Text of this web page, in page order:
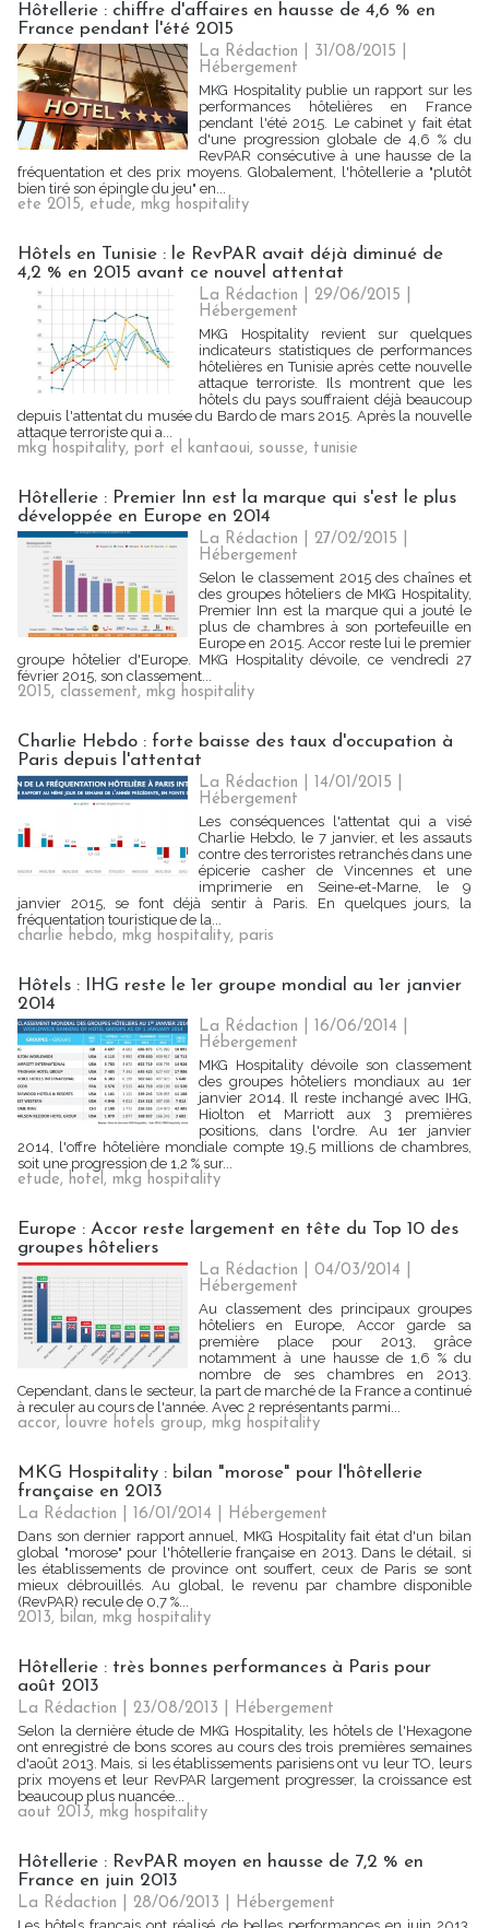
Hôtellerie : chiffre d'affaires en hausse de 4,6 % en
France pendant l'été 2015
La Rédaction | 31/08/2015
Hébergement
MKG Hospitality publie un rapport sur les
performances hôtelières en France
pendant l'été 2015. Le cabinet y fait état
d'une progression globale de 4,6 % du
RevPAR consécutive à une hausse de la
fréquentation et des prix moyens. Globalement, l'hôtellerie a "plutôt
bien tiré son épingle du jeu" en...
ete 2015, etude, mkg hospitality
Hôtels en Tunisie : le RevPAR avait déjà diminué de
4,2 % en 2015 avant ce nouvel attentat
La Rédaction | 29/06/2015
Hébergement
MKG Hospitality revient sur quelques
indicateurs statistiques de performances
hôtelières en Tunisie après cette nouvelle
attaque terroriste. Ils montrent que les
hôtels du pays souffraient déjà beaucoup
depuis l'attentat du musée du Bardo de mars 2015. Après la nouvelle
attaque terroriste qui a...
mkg hospitality, port el kantaoui, sousse, tunisie
Hôtellerie : Premier Inn est la marque qui s'est le plus
développée en Europe en 2014
La Rédaction | 27/02/2015
Hébergement
Selon le classement 2015 des chaînes et
des groupes hôteliers de MKG Hospitality,
Premier Inn est la marque qui a jouté le
plus de chambres à son portefeuille en
Europe en 2015. Accor reste lui le premier
groupe hôtelier d'Europe. MKG Hospitality dévoile, ce vendredi 27
février 2015, son classement...
2015, classement, mkg hospitality
Charlie Hebdo : forte baisse des taux d'occupation à
Paris depuis l'attentat
La Rédaction | 14/01/2015
Hébergement
Les conséquences l'attentat qui a visé
Charlie Hebdo, le 7 janvier, et les assauts
contre des terroristes retranchés dans une
épicerie casher de Vincennes et une
imprimerie en Seine-et-Marne, le 9
janvier 2015, se font déjà sentir à Paris. En quelques jours, la
fréquentation touristique de la...
charlie hebdo, mkg hospitality, paris
Hôtels : IHG reste le 1er groupe mondial au 1er janvier
2014
La Rédaction | 16/06/2014
Hébergement
MKG Hospitality dévoile son classement
des groupes hôteliers mondiaux au 1er
janvier 2014. Il reste inchangé avec IHG,
Hiolton et Marriott aux 3 premières
positions, dans l'ordre. Au 1er janvier
2014, l'offre hôtelière mondiale compte 19,5 millions de chambres,
soit une progression de 1,2 % sur...
etude, hotel, mkg hospitality
Europe : Accor reste largement en tête du Top 10 des
groupes hôteliers
La Rédaction | 04/03/2014
Hébergement
Au classement des principaux groupes
hôteliers en Europe, Accor garde sa
première place pour 2013, grâce
notamment à une hausse de 1,6 % du
nombre de ses chambres en 2013.
Cependant, dans le secteur, la part de marché de la France a continué
à reculer au cours de l'année. Avec 2 représentants parmi...
accor, louvre hotels group, mkg hospitality
MKG Hospitality : bilan "morose" pour l'hôtellerie
française en 2013
La Rédaction | 16/01/2014
Hébergement
Dans son dernier rapport annuel, MKG Hospitality fait état d'un bilan
global "morose" pour l'hôtellerie française en 2013. Dans le détail, si
les établissements de province ont souffert, ceux de Paris se sont
mieux débrouillés. Au global, le revenu par chambre disponible
(RevPAR) recule de 0,7 %...
2013, bilan, mkg hospitality
Hôtellerie : très bonnes performances à Paris pour
août 2013
La Rédaction | 23/08/2013
Hébergement
Selon la dernière étude de MKG Hospitality, les hôtels de l'Hexagone
ont enregistré de bons scores au cours des trois premières semaines
d'août 2013. Mais, si les établissements parisiens ont vu leur TO, leurs
prix moyens et leur RevPAR largement progresser, la croissance est
beaucoup plus nuancée...
aout 2013, mkg hospitality
Hôtellerie : RevPAR moyen en hausse de 7,2 % en
France en juin 2013
La Rédaction | 28/06/2013
Hébergement